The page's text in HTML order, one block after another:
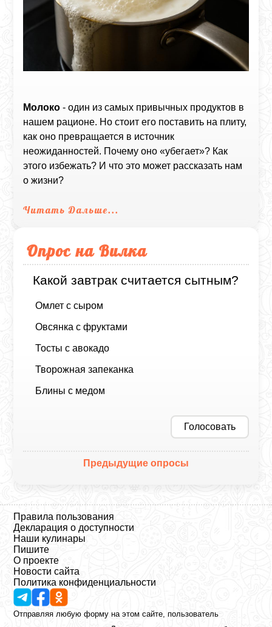
Молоко - один из самых привычных продуктов в
нашем рационе. Но стоит его поставить на плиту,
как оно превращается в источник
неожиданностей. Почему оно «убегает»? Как
этого избежать? И что это может рассказать нам
о жизни?
Читать Дальше...
Опрос на Вилка
Какой завтрак считается сытным?
Омлет с сыром
Овсянка с фруктами
Тосты с авокадо
Творожная запеканка
Блины с медом
Голосовать
Предыдущие опросы
Правила пользования
Декларация о доступности
Наши кулинары
Пишите
О проекте
Новости сайта
Политика конфиденциальности
Отправляя любую форму на этом сайте, пользователь